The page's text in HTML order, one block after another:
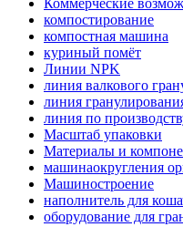
Коммерческие
компостирование
компостная машина
куриный помёт
Линии NPK
линия валкового
линия
линия по
Масштаб упаковки
Материалы и
машинаокругления
Машиностроение
наполнитель для
оборудование для